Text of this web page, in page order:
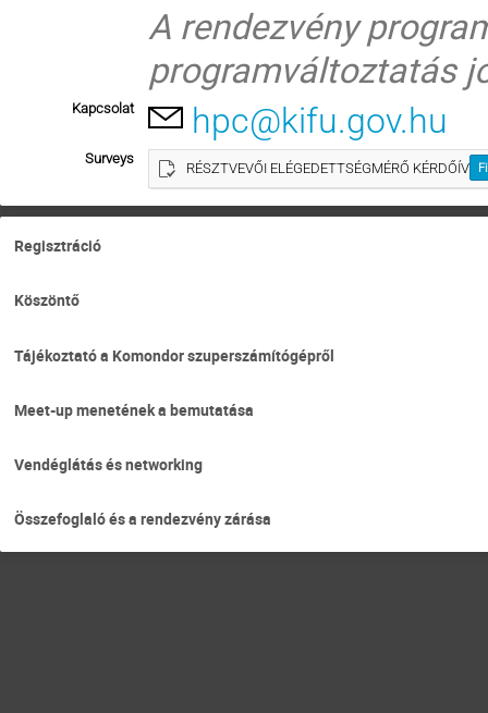
A rendezvény
programváltoztatás
Kapcsolat hpc@kifu.gov.hu
Surveys
RÉSZTVEVŐI ELÉGEDETTSÉGMÉRŐ KÉRDŐÍV
Regisztráció
Köszöntő
Tájékoztató a Komondor szuperszámítógépről
Meet-up menetének a bemutatása
Vendéglátás és networking
Összefoglaló és a rendezvény zárása